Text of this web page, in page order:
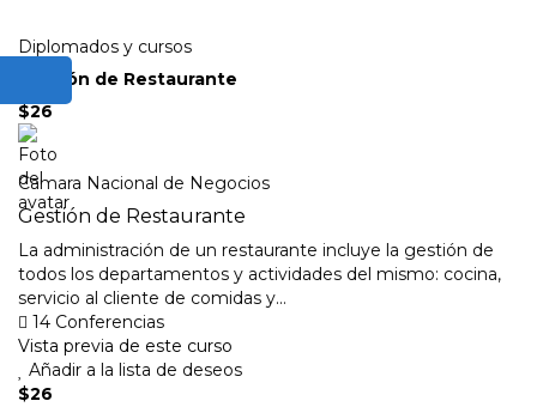
Diplomados y cursos
Gestión de Restaurante
$26
Camara Nacional de Negocios
Gestión de Restaurante
La administración de un restaurante incluye la gestión de
todos los departamentos y actividades del mismo: cocina,
servicio al cliente de comidas y...
14 Conferencias
Vista previa de este curso
Añadir a la lista de deseos
$26